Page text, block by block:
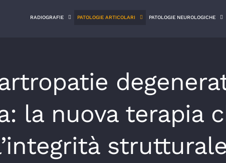
RADIOGRAFIE PATOLOGIE ARTICOLARI PATOLOGIE NEUROLOGICHE
artropatie
la nuova terapia